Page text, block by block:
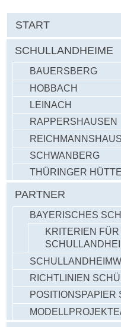
START
SCHULLANDHEIME
BAUERSBERG
HOBBACH
LEINACH
RAPPERSHAUSEN
SCHWANBERG
THÜRINGER HÜTTE
PARTNER
BAYERISCHES
KRITERIEN
RICHTLINIEN
POSITIONSPAPIER